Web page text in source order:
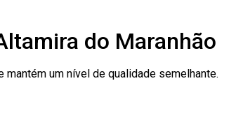
do Maranhão
um nível de qualidade semelhante.